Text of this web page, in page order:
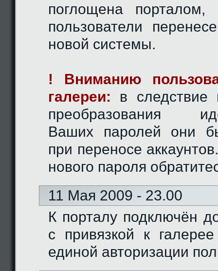
поглощена
пользователи
новой системы.
! Вниманию
галереи: в следствие
преобразования
Ваших паролей они
при переносе
нового пароля
11 Мая 2009 - 23.00
К порталу подключён
с привязкой к
единой авторизации